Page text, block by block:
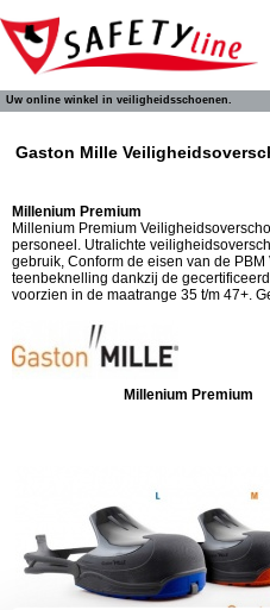
Uw online winkel in veiligheidsschoenen.
Gaston Mille
Millenium Premium
Millenium Premium
personeel. Utralichte
gebruik, Conform de eisen van de
teenbeknelling dankzij de
voorzien in de maatrange 35
Millenium Premium